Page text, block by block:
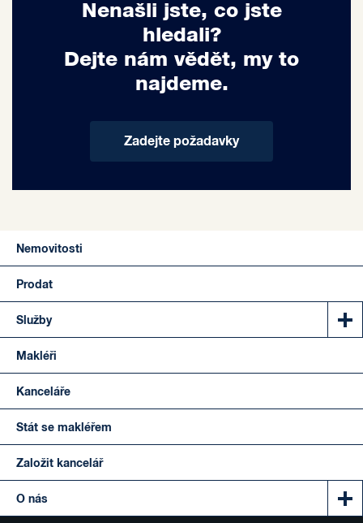
Nenašli jste, co jste
hledali?
Dejte nám vědět, my to
najdeme.
Zadejte požadavky
Nemovitosti
Prodat
Služby
Makléři
Kanceláře
Stát se makléřem
Založit kancelář
O nás